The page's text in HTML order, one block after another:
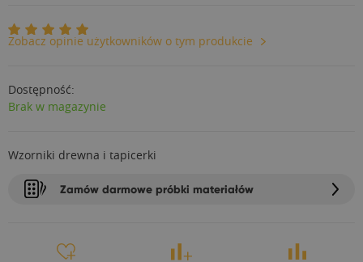
Zobacz opinie użytkowników o tym produkcie
Dostępność:
Brak w magazynie
Wzorniki drewna i tapicerki
Zamów darmowe próbki materiałów